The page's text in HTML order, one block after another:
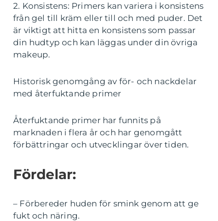
2. Konsistens: Primers kan variera i konsistens
från gel till kräm eller till och med puder. Det
är viktigt att hitta en konsistens som passar
din hudtyp och kan läggas under din övriga
makeup.
Historisk genomgång av för- och nackdelar
med återfuktande primer
Återfuktande primer har funnits på
marknaden i flera år och har genomgått
förbättringar och utvecklingar över tiden.
Fördelar:
– Förbereder huden för smink genom att ge
fukt och näring.